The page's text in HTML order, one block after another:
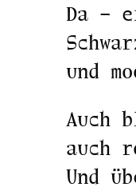
Da –
und
Auch
auch
Und